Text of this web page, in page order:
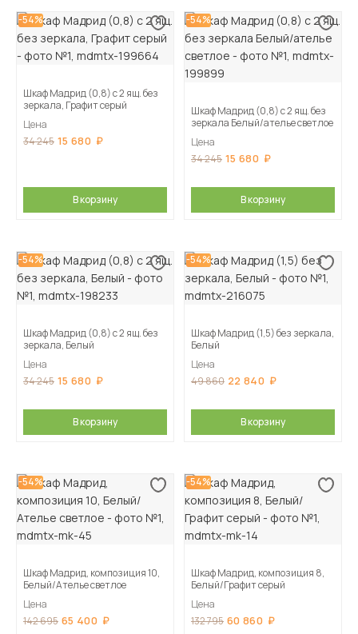
-54%
Шкаф Мадрид (0,8) с 2 ящ. без
зеркала, Графит серый
Цена
34 245 15 680
В корзину
-54%
Шкаф Мадрид (0,8) с 2 ящ. без
зеркала Белый/ателье светлое
Цена
34 245 15 680
В корзину
-54%
Шкаф Мадрид (0,8) с 2 ящ. без
зеркала, Белый
Цена
34 245 15 680
В корзину
-54%
Шкаф Мадрид (1,5) без зеркала,
Белый
Цена
49 860 22 840
В корзину
-54%
Шкаф Мадрид, композиция 10,
Белый/Ателье светлое
Цена
142 695 65 400
-54%
Шкаф Мадрид, композиция 8,
Белый/Графит серый
Цена
132 795 60 860